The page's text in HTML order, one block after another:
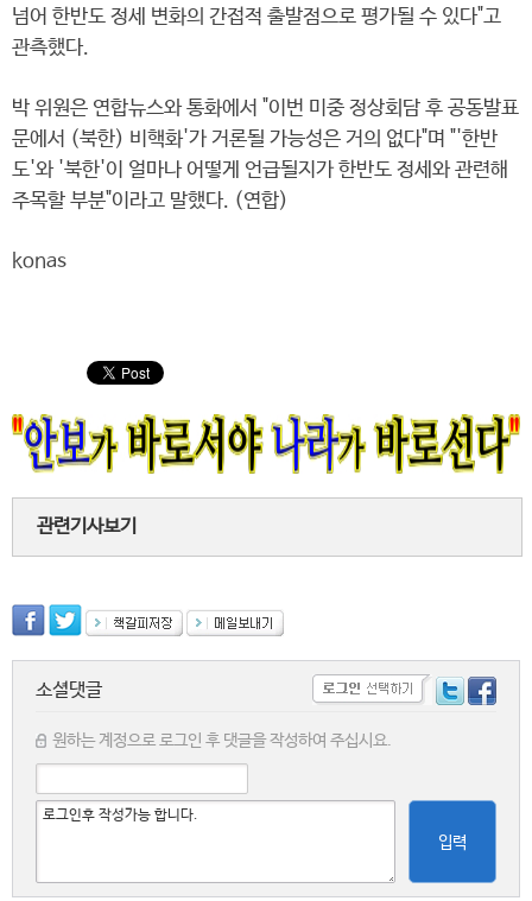
넘어 한반도 정세 변화의 간접적 출발점으로 평가될 수 있다"고
관측했다.
박 위원은 연합뉴스와 통화에서 "이번 미중 정상회담 후 공동발표
문에서 (북한) 비핵화'가 거론될 가능성은 거의 없다"며 "'한반
도'와 '북한'이 얼마나 어떻게 언급될지가 한반도 정세와 관련해
주목할 부분"이라고 말했다. (연합)
konas
관련기사보기
소셜댓글
원하는 계정으로 로그인 후 댓글을 작성하여 주십시요.
입력